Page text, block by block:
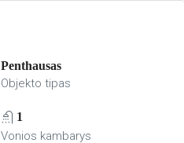
Penthausas
Objekto tipas
1
Vonios kambarys